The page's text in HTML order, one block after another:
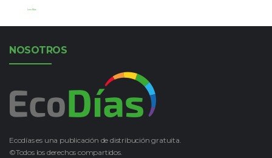
Leer Más
NOSOTROS
Ecodías es una publicación de distribución gratuita.
©Todos los derechos compartidos.